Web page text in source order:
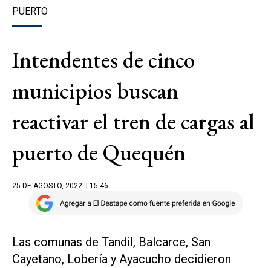
PUERTO
Intendentes de cinco
municipios buscan
reactivar el tren de cargas al
puerto de Quequén
25 DE AGOSTO, 2022 | 15.46
Las comunas de Tandil, Balcarce, San
Cayetano, Lobería y Ayacucho decidieron